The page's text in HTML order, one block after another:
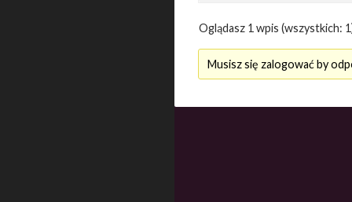
Oglądasz 1 wpis (wszystkich:
Musisz się zalogować by